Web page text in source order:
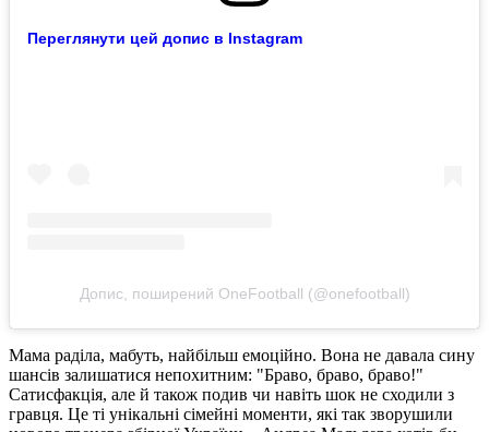
Переглянути цей допис в Instagram
Допис, поширений OneFootball (@onefootball)
Мама раділа, мабуть, найбільш емоційно. Вона не давала сину
шансів залишатися непохитним: "Браво, браво, браво!"
Сатисфакція, але й також подив чи навіть шок не сходили з
гравця. Це ті унікальні сімейні моменти, які так зворушили